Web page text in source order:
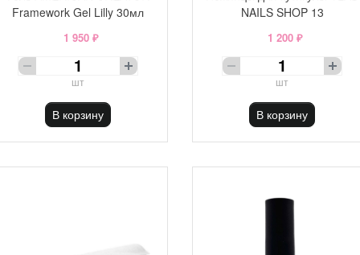
Framework Gel Lilly 30мл
1 950 ₽
шт
В корзину
NAILS SHOP 13
1 200 ₽
шт
В корзину